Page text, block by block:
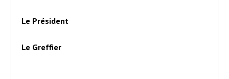
Le Président
Le Greffier